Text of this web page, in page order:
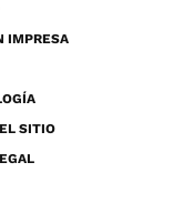
IMPRESA
SITIO